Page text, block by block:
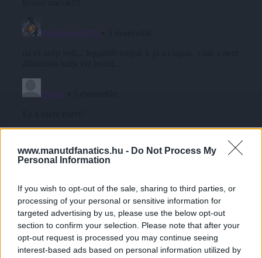
www.manutdfanatics.hu - Do Not Process My
Personal Information
If you wish to opt-out of the sale, sharing to third parties, or
processing of your personal or sensitive information for
targeted advertising by us, please use the below opt-out
section to confirm your selection. Please note that after your
opt-out request is processed you may continue seeing
interest-based ads based on personal information utilized by